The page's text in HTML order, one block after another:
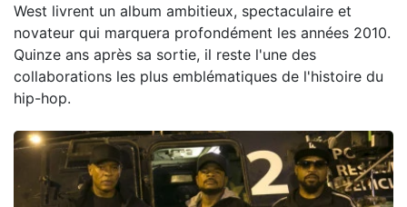
West livrent un album ambitieux, spectaculaire et
novateur qui marquera profondément les années 2010.
Quinze ans après sa sortie, il reste l'une des
collaborations les plus emblématiques de l'histoire du
hip-hop.